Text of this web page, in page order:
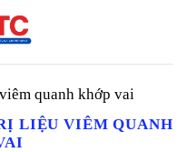
quanh khớp vai
LIỆU VIÊM QUANH